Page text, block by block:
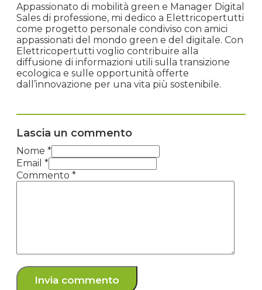
Appassionato di mobilità green e Manager Digital
Sales di professione, mi dedico a Elettricopertutti
come progetto personale condiviso con amici
appassionati del mondo green e del digitale. Con
Elettricopertutti voglio contribuire alla
diffusione di informazioni utili sulla transizione
ecologica e sulle opportunità offerte
dall’innovazione per una vita più sostenibile.
Lascia un commento
Nome *
Email *
Commento *